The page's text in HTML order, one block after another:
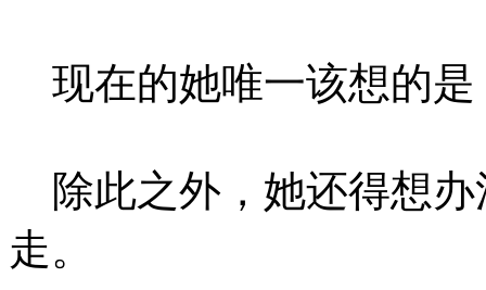
现在的她唯一该想的是
除此之外，她还得想办
走。